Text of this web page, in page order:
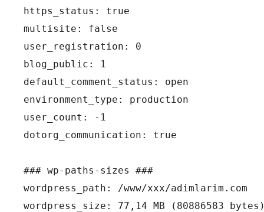
https_status: true
multisite: false
user_registration: 0
blog_public: 1
default_comment_status: open
environment_type: production
user_count: -1
dotorg_communication: true
### wp-paths-sizes ###
wordpress_path: /www/xxx/adimlarim.com
wordpress_size: 77,14 MB (80886583